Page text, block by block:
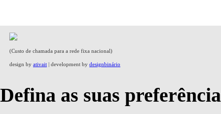
(Custo de chamada para a rede fixa nacional)
design by ativait | development by designbinário
Defina as suas